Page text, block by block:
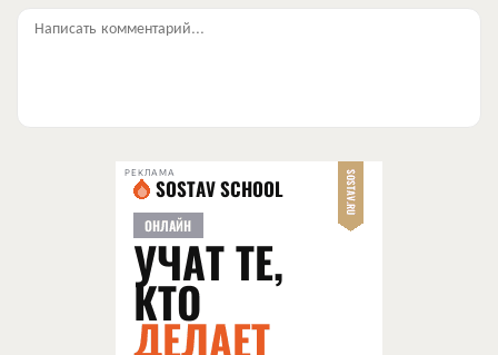
Написать комментарий...
РЕКЛАМА